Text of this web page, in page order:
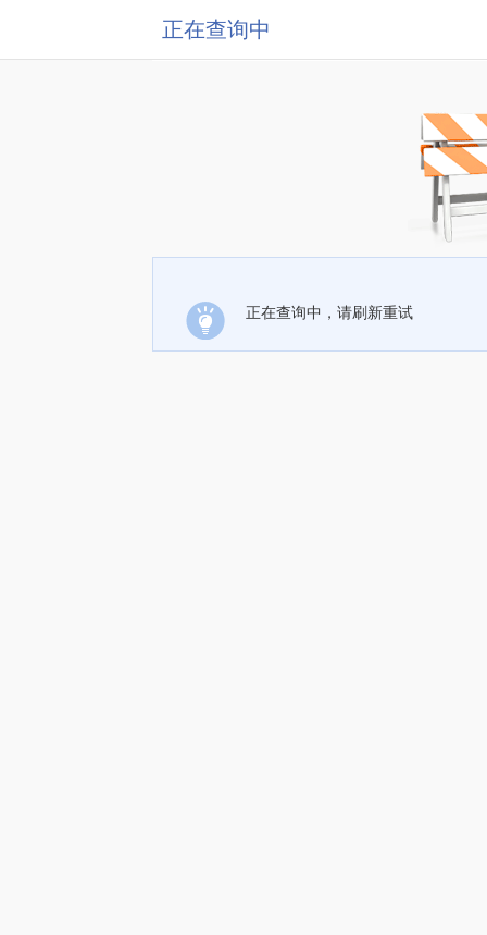
正在查询中
正在查询中，请刷新重试